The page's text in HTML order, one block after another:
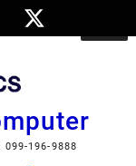
099-196-9888